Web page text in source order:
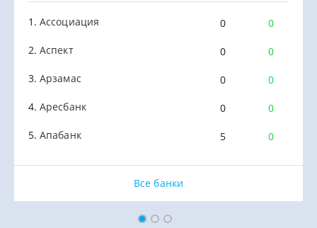
Ассоциация 0
0
Аспект
0
0
Арзамас
0
0
Аресбанк
0
0
Апабанк
5 0
Все банки
Быстроденьги 1
5
Е заем
1
5
еКапуста
1
5
Moneza
1
5
Мани Мен
1 5
Все микрофинансовые компании
Абсолют Страхование 0
0
Ак Барс Страхование
0
0
АльфаСтрахование
1
0
Альянс
9
0
Альянс Жизнь
0 0
Все страховые компании